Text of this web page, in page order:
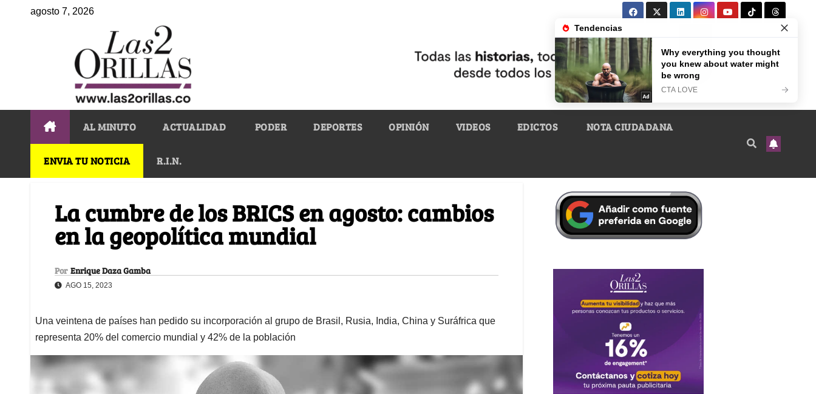
agosto 7, 2026
AL MINUTO ACTUALIDAD PODER DEPORTES OPINIÓN VIDEOS EDICTOS NOTA CIUDADANA
ENVIA TU NOTICIA R.I.N.
La cumbre de los BRICS en agosto: cambios
en la geopolítica mundial
Por Enrique Daza Gamba
AGO 15, 2023
Una veintena de países han pedido su incorporación al grupo de Brasil, Rusia, India, China y Suráfrica que
representa 20% del comercio mundial y 42% de la población